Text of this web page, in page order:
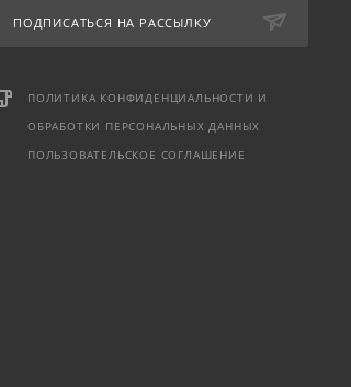
ПОДПИСАТЬСЯ НА РАССЫЛКУ
ПОЛИТИКА КОНФИДЕНЦИАЛЬНОСТИ И
ОБРАБОТКИ ПЕРСОНАЛЬНЫХ ДАННЫХ
ПОЛЬЗОВАТЕЛЬСКОЕ СОГЛАШЕНИЕ